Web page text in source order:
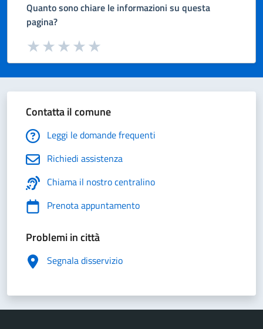
Quanto sono chiare le informazioni su questa
pagina?
Valuta da 1 a 5 stelle la pagina
Valuta 5 stelle su 5
Valuta 4 stelle su 5
Valuta 3 stelle su 5
Valuta 2 stelle su 5
Valuta 1 stelle su 5
Contatta il comune
Leggi le domande frequenti
Richiedi assistenza
Chiama il nostro centralino
Prenota appuntamento
Problemi in città
Segnala disservizio